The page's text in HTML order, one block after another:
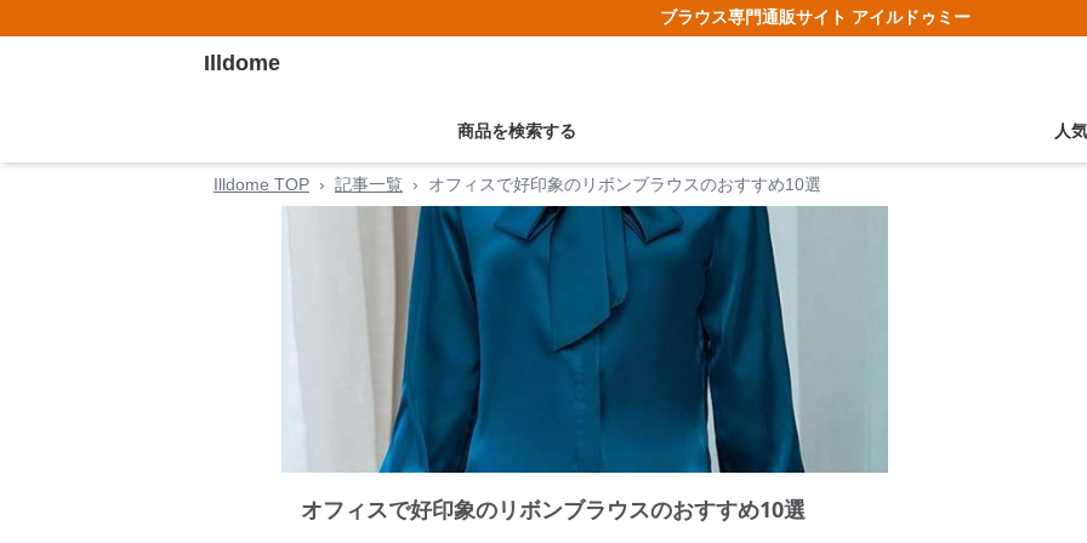
ブラウス専門通販サイト アイルドゥミー
Illdome
商品を検索する 人
Illdome TOP › 記事一覧 › オフィスで好印象のリボンブラウスのおすすめ10選
オフィスで好印象のリボンブラウスのおすすめ10選